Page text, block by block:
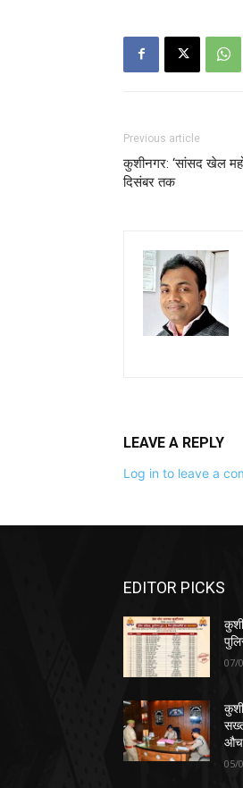
Previous article
कुशीनगर: ‘सांसद खेल
दिसंबर तक
LEAVE A REPLY
Log in to leave a
EDITOR PICKS
07/
05/